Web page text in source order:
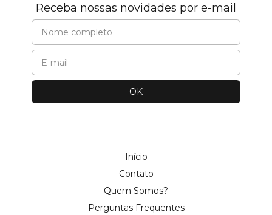
Receba nossas novidades por e-mail
Início
Contato
Quem Somos?
Perguntas Frequentes